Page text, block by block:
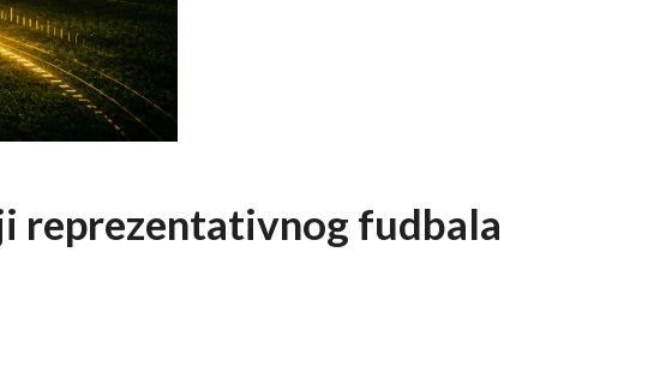
reprezentativnog fudbala